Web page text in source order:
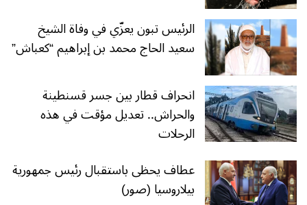
الرئيس تبون يعزّي في وفاة الشيخ
سعيد الحاج محمد بن إبراهيم “كعباش”
انحراف قطار بين جسر قسنطينة
والحراش.. تعديل مؤقت في هذه
الرحلات
عطاف يحظى باستقبال رئيس جمهورية
بيلاروسيا (صور)